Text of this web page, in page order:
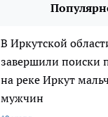
В Иркутской
завершили поиски
на реке Иркут
мужчин